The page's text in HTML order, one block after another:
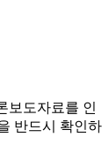
보도자료를 인
반드시 확인하